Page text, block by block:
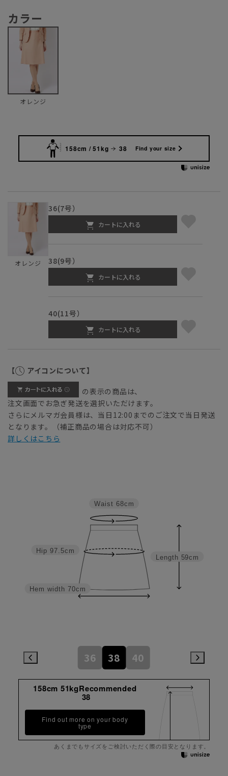
カラー
オレンジ
158cm / 51kg 38 Find your size
オレンジ
36(7号）
カートに入れる
38(9号）
カートに入れる
40(11号）
カートに入れる
【 アイコンについて】
の表示の商品は、
注文画面でお急ぎ発送を選択いただけます。
さらにメルマガ会員様は、当日12:00までのご注文で当日発送
となります。（補正商品の場合は対応不可）
詳しくはこちら
Length 59cm
Hem width 70cm
Hip 97.5cm
Waist 68cm
36 38 40
158cm 51kgRecommended
38
Find out more on your body
type
あくまでもサイズをご検討いただく際の目安となります。